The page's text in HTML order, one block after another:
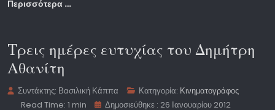
Περισσότερα …
Tρεις ημέρες ευτυχίας του Δημήτρη
Αθανίτη
Συντάκτης: Βασιλική Κάππα Κατηγορία: Κινηματογράφος
Read Time: 1 min
Δημοσιεύθηκε : 26 Ιανουαρίου 2012